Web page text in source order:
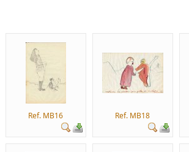
Ref. MB16 Ref. MB18